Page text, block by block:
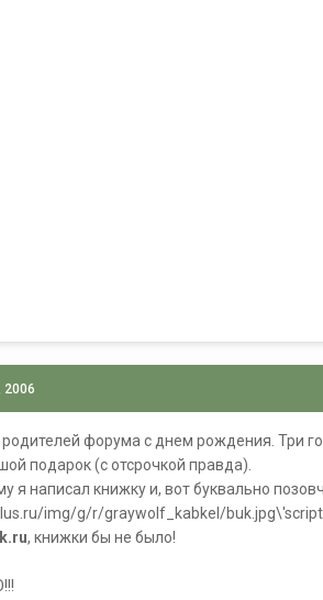
2006
форума с днем рождения. Три
подарок (с отсрочкой правда).
я написал книжку и, вот буквально
img/g/r/graywolf_kabkel/
, книжки бы не было!